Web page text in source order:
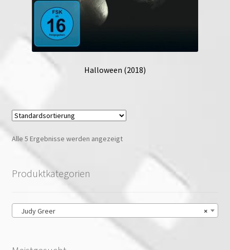
Halloween (2018)
Alle 5 Ergebnisse werden angezeigt
Produktkategorien
×
Judy Greer